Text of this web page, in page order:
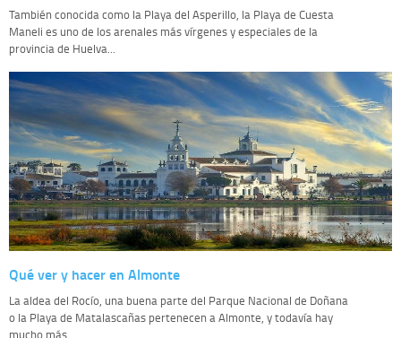
También conocida como la Playa del Asperillo, la Playa de Cuesta
Maneli es uno de los arenales más vírgenes y especiales de la
provincia de Huelva...
Qué ver y hacer en Almonte
La aldea del Rocío, una buena parte del Parque Nacional de Doñana
o la Playa de Matalascañas pertenecen a Almonte, y todavía hay
mucho más...